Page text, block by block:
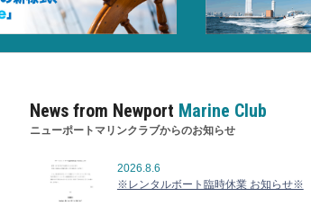
News from Newport Marine Club
ニューポートマリンクラブからのお知らせ
2026.8.6
※レンタルボート臨時休業 お知らせ※